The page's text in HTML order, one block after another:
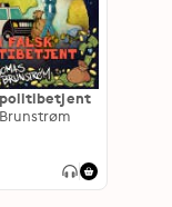
politibetjent